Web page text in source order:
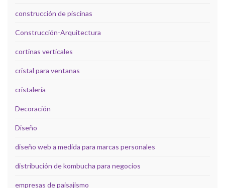
construcción de piscinas
Construcción-Arquitectura
cortinas verticales
cristal para ventanas
cristalería
Decoración
Diseño
diseño web a medida para marcas personales
distribución de kombucha para negocios
empresas de paisajismo